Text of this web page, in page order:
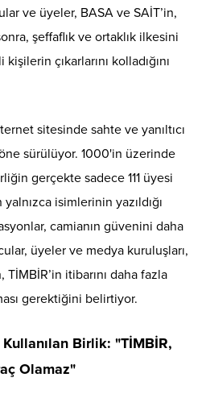
ve üyeler, BASA ve SAİT’in,
şeffaflık ve ortaklık ilkesini
çıkarlarını kolladığını
sitesinde sahte ve yanıltıcı
sürülüyor. 1000'in üzerinde
gerçekte sadece 111 üyesi
isimlerinin yazıldığı
camianın güvenini daha
üyeler ve medya kuruluşları,
itibarını daha fazla
gerektiğini belirtiyor.
Birlik: "TİMBİR,
Olamaz"